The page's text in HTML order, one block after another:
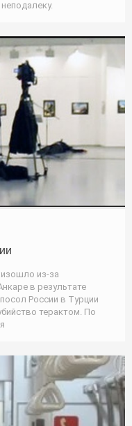
из-за
в результате
России в Турции
терактом. По